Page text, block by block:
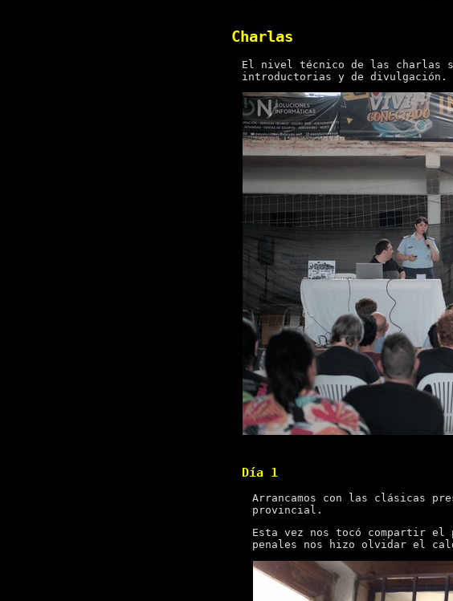
Charlas
El nivel técnico de las charlas
introductorias y de divulgación.
Día 1
Arrancamos con las clásicas
provincial.
Esta vez nos tocó compartir
penales nos hizo olvidar el